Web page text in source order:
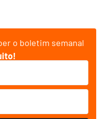
o boletim semanal